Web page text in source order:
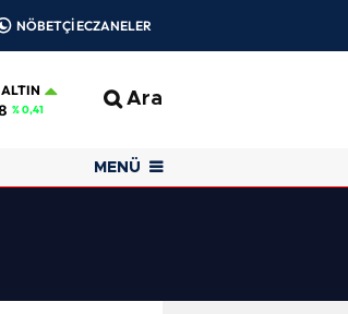
NÖBETÇİ ECZANELER
% 0,41 Ara
MENÜ